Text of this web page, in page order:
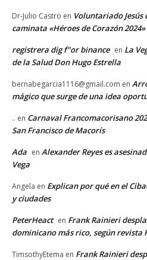
Dr-Julio Castro en Voluntariado
caminata «Héroes de Corazón
registrera dig f"or binance en La
de la Salud Don Hugo Estrella
bernabegarcia1116@gmail.com en
mágico que surge de una idea
.. en Carnaval Francomacorisano
San Francisco de Macorís
Ada en Alexander Reyes es
Vega
Angela en Explican por qué en el
y ciudades
PeterHeact en Frank Rainieri
dominicano más rico, según revista
TimsothyEtema en Frank Rainieri